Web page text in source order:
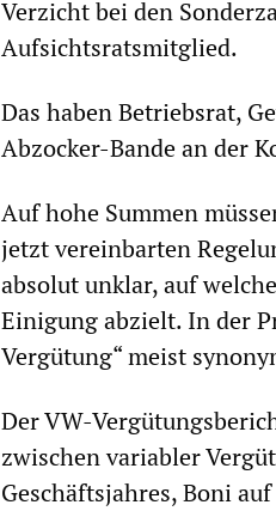
Verzicht bei den
Aufsichtsratsmitglied.
Das haben Betriebsrat,
Abzocker-Bande an der
Auf hohe Summen
jetzt vereinbarten
absolut unklar, auf
Einigung abzielt. In der
Vergütung“ meist
Der VW-
zwischen variabler
Geschäftsjahres, Boni